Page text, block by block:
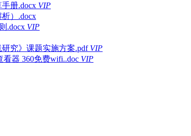
册.docx VIP
）.docx
.docx VIP
究》课题实施方案.pdf VIP
器 360免费wifi..doc VIP